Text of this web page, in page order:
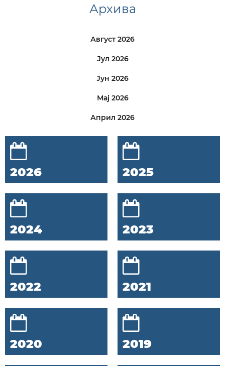
Архива
Август 2026
Јул 2026
Јун 2026
Мај 2026
Април 2026
2026 2025
2024 2023
2022 2021
2020 2019